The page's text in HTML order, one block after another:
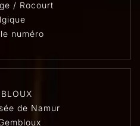
/ Rocourt
numéro
de Namur